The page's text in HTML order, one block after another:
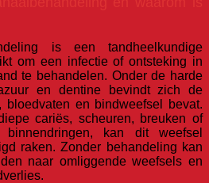
is een tandheelkundige
om een infectie of ontsteking in
te behandelen. Onder de harde
en dentine bevindt zich de
bloedvaten en bindweefsel bevat.
cariës, scheuren, breuken of
kan dit weefsel
raken. Zonder behandeling kan
naar omliggende weefsels en